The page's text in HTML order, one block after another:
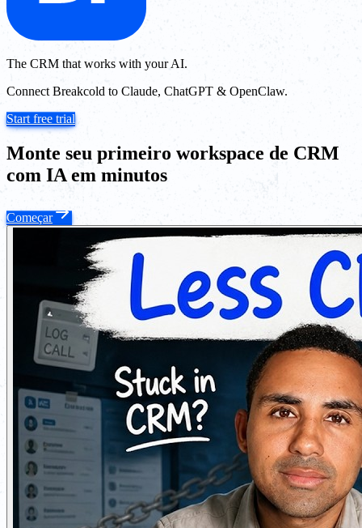
The CRM that works with your AI.
Connect Breakcold to Claude, ChatGPT & OpenClaw.
Start free trial
Monte seu primeiro workspace de CRM
com IA em minutos
Começar